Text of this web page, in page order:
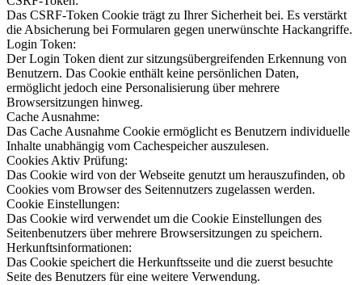
Das CSRF-Token Cookie trägt zu Ihrer Sicherheit bei. Es verstärkt
die Absicherung bei Formularen gegen unerwünschte Hackangriffe.
Login Token:
Der Login Token dient zur sitzungsübergreifenden Erkennung von
Benutzern. Das Cookie enthält keine persönlichen Daten,
ermöglicht jedoch eine Personalisierung über mehrere
Browsersitzungen hinweg.
Cache Ausnahme:
Das Cache Ausnahme Cookie ermöglicht es Benutzern individuelle
Inhalte unabhängig vom Cachespeicher auszulesen.
Cookies Aktiv Prüfung:
Das Cookie wird von der Webseite genutzt um herauszufinden, ob
Cookies vom Browser des Seitennutzers zugelassen werden.
Cookie Einstellungen:
Das Cookie wird verwendet um die Cookie Einstellungen des
Seitenbenutzers über mehrere Browsersitzungen zu speichern.
Herkunftsinformationen:
Das Cookie speichert die Herkunftsseite und die zuerst besuchte
Seite des Benutzers für eine weitere Verwendung.